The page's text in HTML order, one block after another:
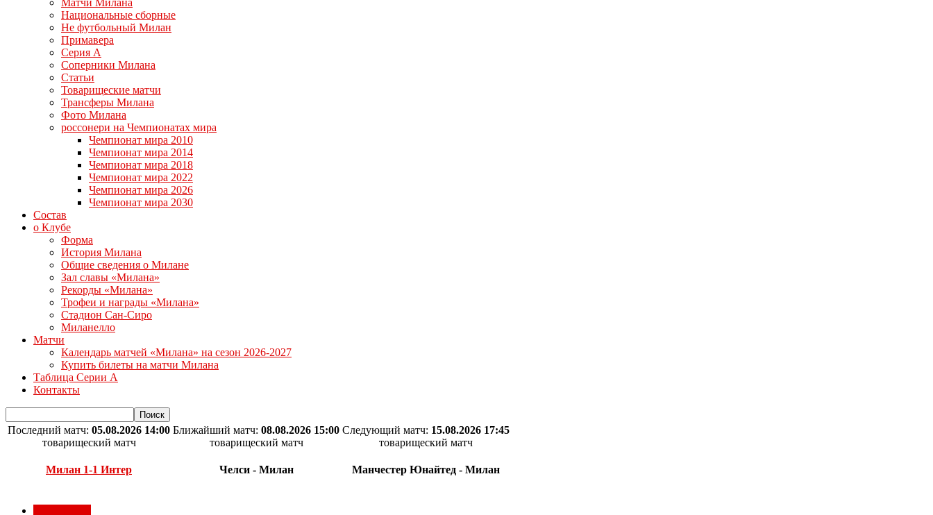
Матчи Милана
Национальные сборные
Не футбольный Милан
Примавера
Серия А
Соперники Милана
Статьи
Товарищеские матчи
Трансферы Милана
Фото Милана
россонери на Чемпионатах мира
Чемпионат мира 2010
Чемпионат мира 2014
Чемпионат мира 2018
Чемпионат мира 2022
Чемпионат мира 2026
Чемпионат мира 2030
Состав
о Клубе
Форма
История Милана
Общие сведения о Милане
Зал славы «Милана»
Рекорды «Милана»
Трофеи и награды «Милана»
Стадион Сан-Сиро
Миланелло
Матчи
Календарь матчей «Милана» на сезон 2026-2027
Купить билеты на матчи Милана
Таблица Серии А
Контакты
Последний матч: 05.08.2026 14:00
товарищеский матч
Милан 1-1 Интер
Ближайший матч: 08.08.2026 15:00
товарищеский матч
Челси - Милан
Следующий матч: 15.08.2026 17:45
товарищеский матч
Манчестер Юнайтед - Милан